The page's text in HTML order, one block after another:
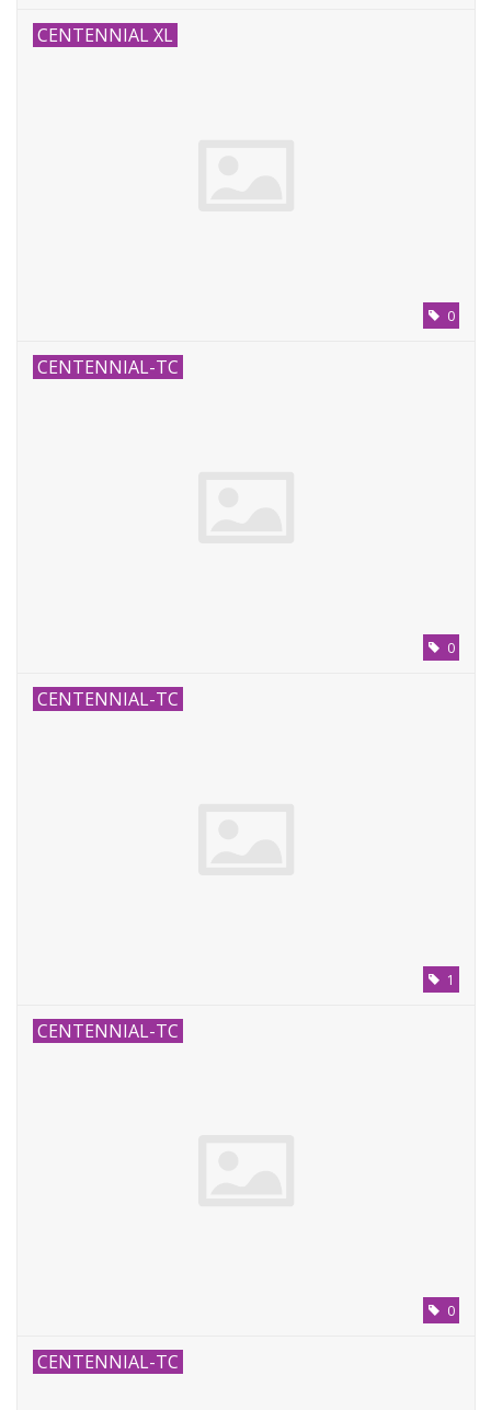
CENTENNIAL XL
0
CENTENNIAL-TC
0
CENTENNIAL-TC
1
CENTENNIAL-TC
0
CENTENNIAL-TC